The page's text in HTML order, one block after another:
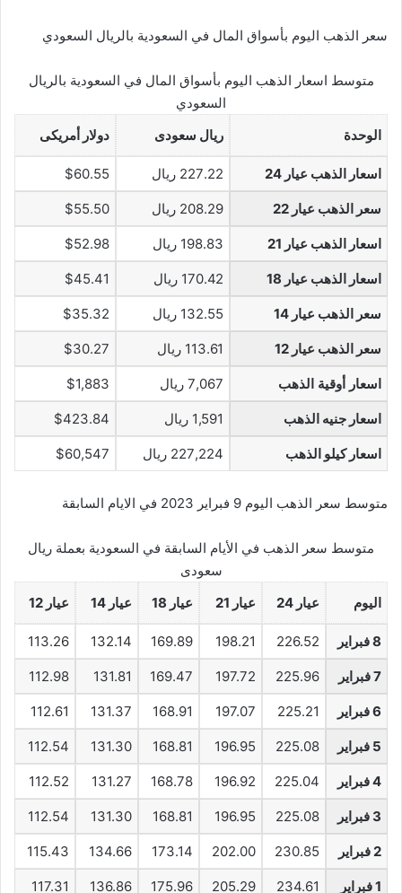
سعر الذهب اليوم بأسواق المال في السعودية بالريال السعودي
متوسط اسعار الذهب اليوم بأسواق المال في السعودية بالريال
السعودي
الوحدة
ريال سعودى دولار أمريكى
اسعار الذهب عيار 24 227.22 ريال $60.55
سعر الذهب عيار 22 208.29 ريال $55.50
اسعار الذهب عيار 21 198.83 ريال $52.98
اسعار الذهب عيار 18 170.42 ريال $45.41
سعر الذهب عيار 14 132.55 ريال $35.32
سعر الذهب عيار 12 113.61 ريال $30.27
اسعار أوقية الذهب 7,067 ريال $1,883
اسعار جنيه الذهب 1,591 ريال $423.84
اسعار كيلو الذهب 227,224 ريال $60,547
متوسط سعر الذهب اليوم 9 فبراير 2023 في الايام السابقة
متوسط سعر الذهب في الأيام السابقة في السعودية بعملة ريال
سعودى
اليوم
عيار 24 عيار 21 عيار 18 عيار 14 عيار 12
8 فبراير 226.52
198.21
169.89
132.14
113.26
7 فبراير 225.96
197.72
169.47
131.81
112.98
6 فبراير 225.21
197.07
168.91
131.37
112.61
5 فبراير 225.08
196.95
168.81
131.30
112.54
4 فبراير 225.04
196.92
168.78
131.27
112.52
3 فبراير 225.08
196.95
168.81
131.30
112.54
2 فبراير 230.85
202.00
173.14
134.66
115.43
1 فبراير 234.61
205.29
175.96
136.86
117.31